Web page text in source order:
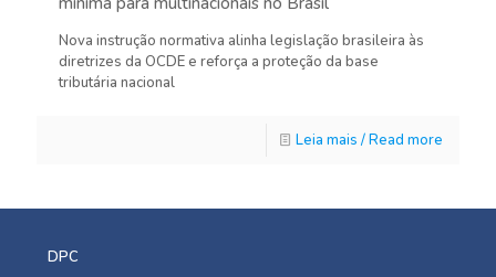
Nova instrução normativa alinha legislação brasileira às
diretrizes da OCDE e reforça a proteção da base
tributária nacional
Leia mais / Read more
DPC